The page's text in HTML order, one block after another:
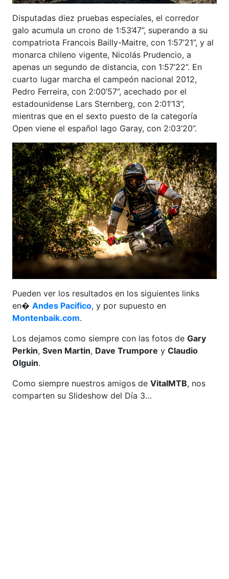
Disputadas diez pruebas especiales, el corredor
galo acumula un crono de 1:53’47”, superando a su
compatriota Francois Bailly-Maitre, con 1:57’21”, y al
monarca chileno vigente, Nicolás Prudencio, a
apenas un segundo de distancia, con 1:57’22”. En
cuarto lugar marcha el campeón nacional 2012,
Pedro Ferreira, con 2:00’57”, acechado por el
estadounidense Lars Sternberg, con 2:01’13”,
mientras que en el sexto puesto de la categoría
Open viene el español Iago Garay, con 2:03’20”.
Pueden ver los resultados en los siguientes links
en� Andes Pacifico, y por supuesto en
Montenbaik.com.
Los dejamos como siempre con las fotos de Gary
Perkin, Sven Martin, Dave Trumpore y Claudio
Olguin.
Como siempre nuestros amigos de VitalMTB, nos
comparten su Slideshow del Día 3…